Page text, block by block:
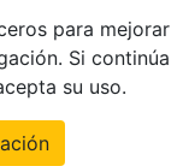
para mejorar
Si continúa
su uso.